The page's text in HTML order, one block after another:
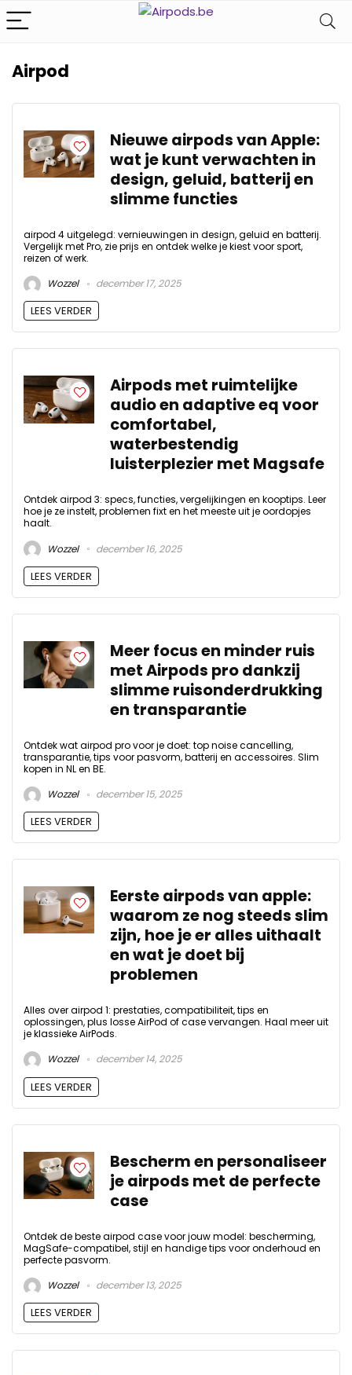
Airpod
Nieuwe airpods van Apple:
wat je kunt verwachten in
design, geluid, batterij en
slimme functies
airpod 4 uitgelegd: vernieuwingen in design, geluid en batterij.
Vergelijk met Pro, zie prijs en ontdek welke je kiest voor sport,
reizen of werk.
Wozzel
december 17, 2025
LEES VERDER
Airpods met ruimtelijke
audio en adaptive eq voor
comfortabel,
waterbestendig
luisterplezier met Magsafe
Ontdek airpod 3: specs, functies, vergelijkingen en kooptips. Leer
hoe je ze instelt, problemen fixt en het meeste uit je oordopjes
haalt.
Wozzel
december 16, 2025
LEES VERDER
Meer focus en minder ruis
met Airpods pro dankzij
slimme ruisonderdrukking
en transparantie
Ontdek wat airpod pro voor je doet: top noise cancelling,
transparantie, tips voor pasvorm, batterij en accessoires. Slim
kopen in NL en BE.
Wozzel
december 15, 2025
LEES VERDER
Eerste airpods van apple:
waarom ze nog steeds slim
zijn, hoe je er alles uithaalt
en wat je doet bij
problemen
Alles over airpod 1: prestaties, compatibiliteit, tips en
oplossingen, plus losse AirPod of case vervangen. Haal meer uit
je klassieke AirPods.
Wozzel
december 14, 2025
LEES VERDER
Bescherm en personaliseer
je airpods met de perfecte
case
Ontdek de beste airpod case voor jouw model: bescherming,
MagSafe-compatibel, stijl en handige tips voor onderhoud en
perfecte pasvorm.
Wozzel
december 13, 2025
LEES VERDER